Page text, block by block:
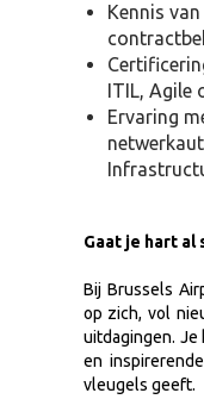
Kennis
ITIL, Agile
Ervaring
Gaat je hart al
Bij Brussels
op zich, vol
uitdagingen. Je
en
vleugels geeft.